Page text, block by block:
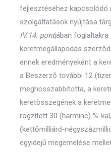
fejlesztéséhez kapcsolódó
szolgáltatások nyújtása
IV.14. pontjában foglaltakra
keretmegállapodás
ennek eredményeként a
a Beszerző további 12
meghosszabbította, a
keretösszegének a
rögzített 30 (harminc) %-
(kettőmilliárd-
egyidejű megemelése